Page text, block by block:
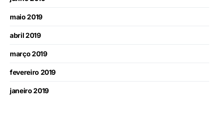
maio 2019
abril 2019
março 2019
fevereiro 2019
janeiro 2019